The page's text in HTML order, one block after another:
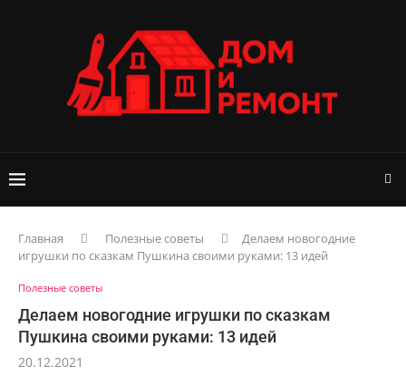
Главная Полезные советы
Делаем новогодние
игрушки по сказкам Пушкина своими руками: 13 идей
Полезные советы
Делаем новогодние игрушки по сказкам
Пушкина своими руками: 13 идей
20.12.2021